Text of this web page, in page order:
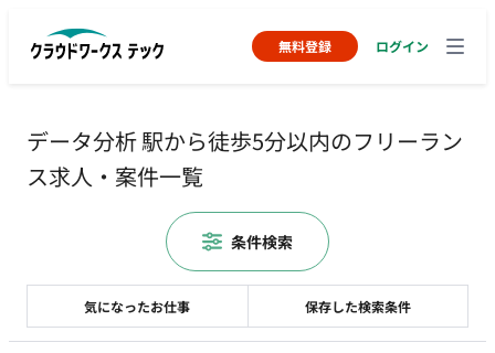
無料登録 ログイン
データ分析 駅から徒歩5分以内のフリーラン
ス求人・案件一覧
気になったお仕事 保存した検索条件
条件検索